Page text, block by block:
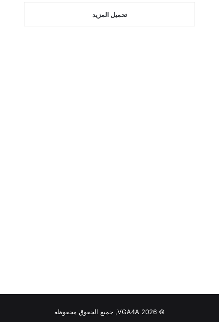
تحميل المزيد
© VGA4A 2026, جميع الحقوق محفوظة